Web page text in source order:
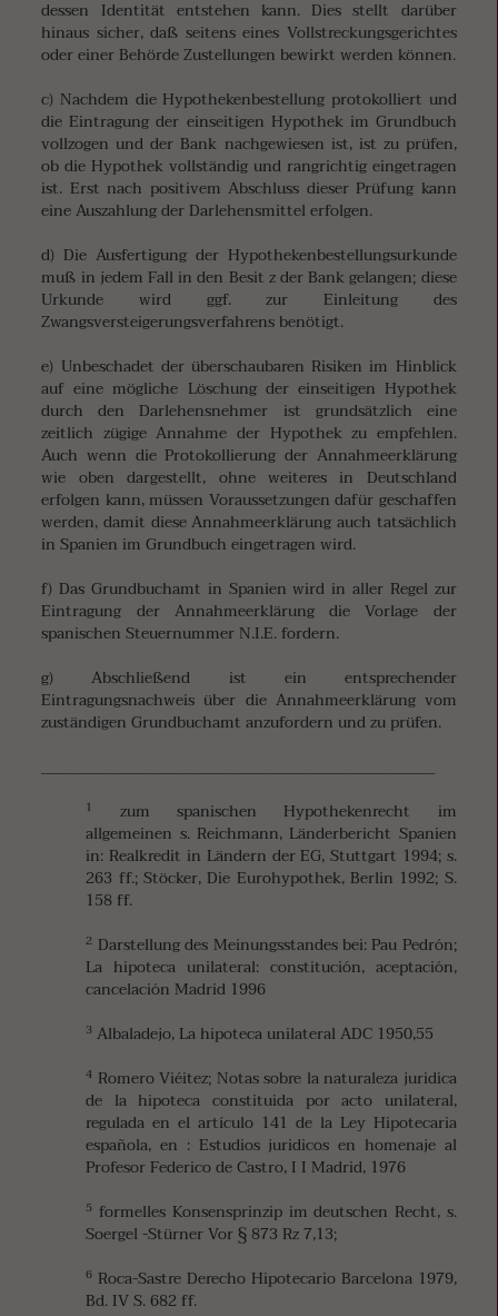
dessen Identität entstehen kann. Dies stellt darüber
hinaus sicher, daß seitens eines Vollstreckungsgerichtes
oder einer Behörde Zustellungen bewirkt werden können.
c) Nachdem die Hypothekenbestellung protokolliert und
die Eintragung der einseitigen Hypothek im Grundbuch
vollzogen und der Bank nachgewiesen ist, ist zu prüfen,
ob die Hypothek vollständig und rangrichtig eingetragen
ist. Erst nach positivem Abschluss dieser Prüfung kann
eine Auszahlung der Darlehensmittel erfolgen.
d) Die Ausfertigung der Hypothekenbestellungsurkunde
muß in jedem Fall in den Besit z der Bank gelangen; diese
Urkunde wird ggf. zur Einleitung des
Zwangsversteigerungsverfahrens benötigt.
e) Unbeschadet der überschaubaren Risiken im Hinblick
auf eine mögliche Löschung der einseitigen Hypothek
durch den Darlehensnehmer ist grundsätzlich eine
zeitlich zügige Annahme der Hypothek zu empfehlen.
Auch wenn die Protokollierung der Annahmeerklärung
wie oben dargestellt, ohne weiteres in Deutschland
erfolgen kann, müssen Voraussetzungen dafür geschaffen
werden, damit diese Annahmeerklärung auch tatsächlich
in Spanien im Grundbuch eingetragen wird.
f) Das Grundbuchamt in Spanien wird in aller Regel zur
Eintragung der Annahmeerklärung die Vorlage der
spanischen Steuernummer N.I.E. fordern.
g) Abschließend ist ein entsprechender
Eintragungsnachweis über die Annahmeerklärung vom
zuständigen Grundbuchamt anzufordern und zu prüfen.
___________________________________________________________
1
zum spanischen Hypothekenrecht im
allgemeinen s. Reichmann, Länderbericht Spanien
in: Realkredit in Ländern der EG, Stuttgart 1994; s.
263 ff.; Stöcker, Die Eurohypothek, Berlin 1992; S.
158 ff.
2 Darstellung des Meinungsstandes bei: Pau Pedrón;
La hipoteca unilateral: constitución, aceptación,
cancelación Madrid 1996
3 Albaladejo, La hipoteca unilateral ADC 1950,55
4 Romero Viéitez; Notas sobre la naturaleza juridica
de la hipoteca constituida por acto unilateral,
regulada en el artículo 141 de la Ley Hipotecaria
española, en : Estudios juridicos en homenaje al
Profesor Federico de Castro, I I Madrid, 1976
5 formelles Konsensprinzip im deutschen Recht, s.
Soergel -Stürner Vor § 873 Rz 7,13;
6 Roca-Sastre Derecho Hipotecario Barcelona 1979,
Bd. IV S. 682 ff.